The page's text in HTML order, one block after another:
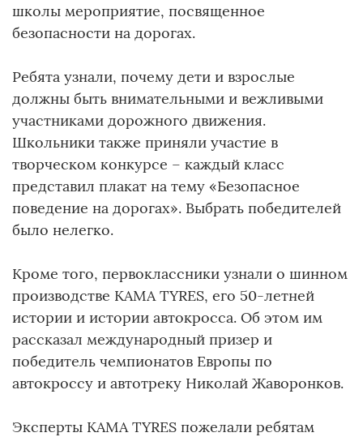
школы мероприятие, посвященное
безопасности на дорогах.
Ребята узнали, почему дети и взрослые
должны быть внимательными и вежливыми
участниками дорожного движения.
Школьники также приняли участие в
творческом конкурсе – каждый класс
представил плакат на тему «Безопасное
поведение на дорогах». Выбрать победителей
было нелегко.
Кроме того, первоклассники узнали о шинном
производстве KAMA TYRES, его 50-летней
истории и истории автокросса. Об этом им
рассказал международный призер и
победитель чемпионатов Европы по
автокроссу и автотреку Николай Жаворонков.
Эксперты KAMA TYRES пожелали ребятам